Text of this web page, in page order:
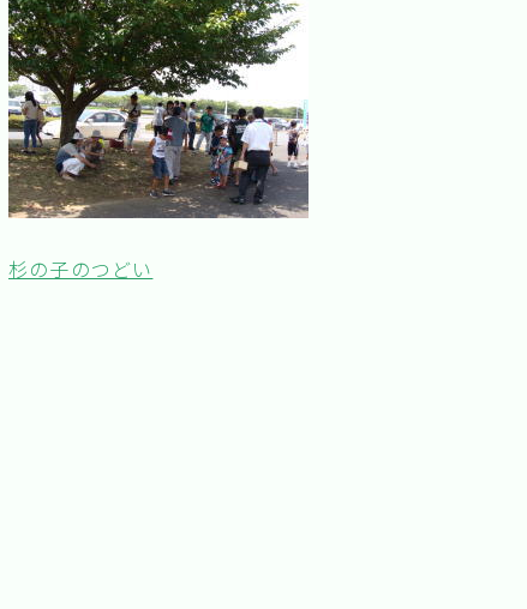
杉の子のつどい